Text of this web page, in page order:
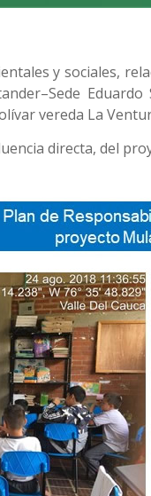
y sociales,
vereda La
directa, del